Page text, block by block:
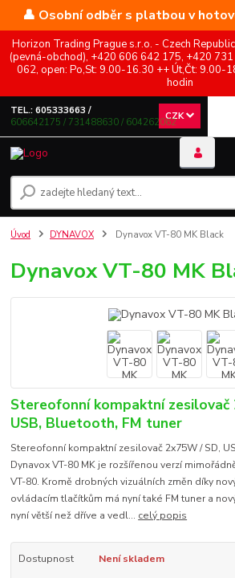
👤 Osobní odběr s platbou v
Horizon Trading Prague s.r.o. - Czech
(pevná-obchod), +420 606 642 175, +420
062, open: Po,St: 9.00-16.30 ++ Út,Čt: 9.00-
hodin
CZK
TEL.: 605333663 /
606642175 / 731488630 / 604262062
Úvod DYNAVOX Dynavox VT-80 MK Black
Dynavox VT-80 MK
Stereofonní kompaktní zesilovač
USB, Bluetooth, FM tuner
Stereofonní kompaktní zesilovač 2x75W / SD,
Dynavox VT-80 MK je rozšířenou verzí
VT-80. Kromě drobných vizuálních změn díky
ovládacím tlačítkům má nyní také FM tuner a
nyní větší než dříve a vedl... celý popis
Dostupnost Není skladem